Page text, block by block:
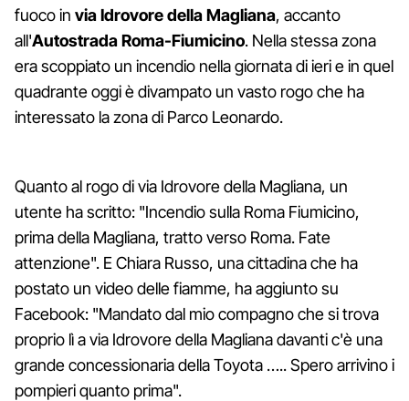
fuoco in via Idrovore della Magliana, accanto
all'Autostrada Roma-Fiumicino. Nella stessa zona
era scoppiato un incendio nella giornata di ieri e in quel
quadrante oggi è divampato un vasto rogo che ha
interessato la zona di Parco Leonardo.
Quanto al rogo di via Idrovore della Magliana, un
utente ha scritto: "Incendio sulla Roma Fiumicino,
prima della Magliana, tratto verso Roma. Fate
attenzione". E Chiara Russo, una cittadina che ha
postato un video delle fiamme, ha aggiunto su
Facebook: "Mandato dal mio compagno che si trova
proprio lì a via Idrovore della Magliana davanti c'è una
grande concessionaria della Toyota ….. Spero arrivino i
pompieri quanto prima".